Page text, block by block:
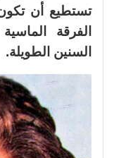
تستطيع أن
الفرقة
السنين الطويلة.